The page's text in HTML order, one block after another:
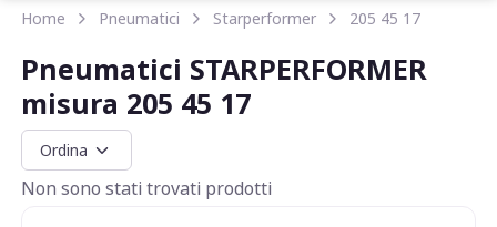
Home Pneumatici Starperformer 205 45 17
Pneumatici STARPERFORMER
misura 205 45 17
Non sono stati trovati prodotti